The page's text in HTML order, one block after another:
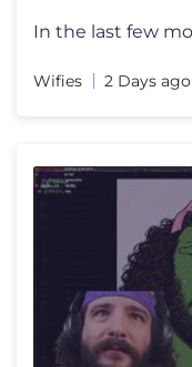
Wifies 2 Days ago